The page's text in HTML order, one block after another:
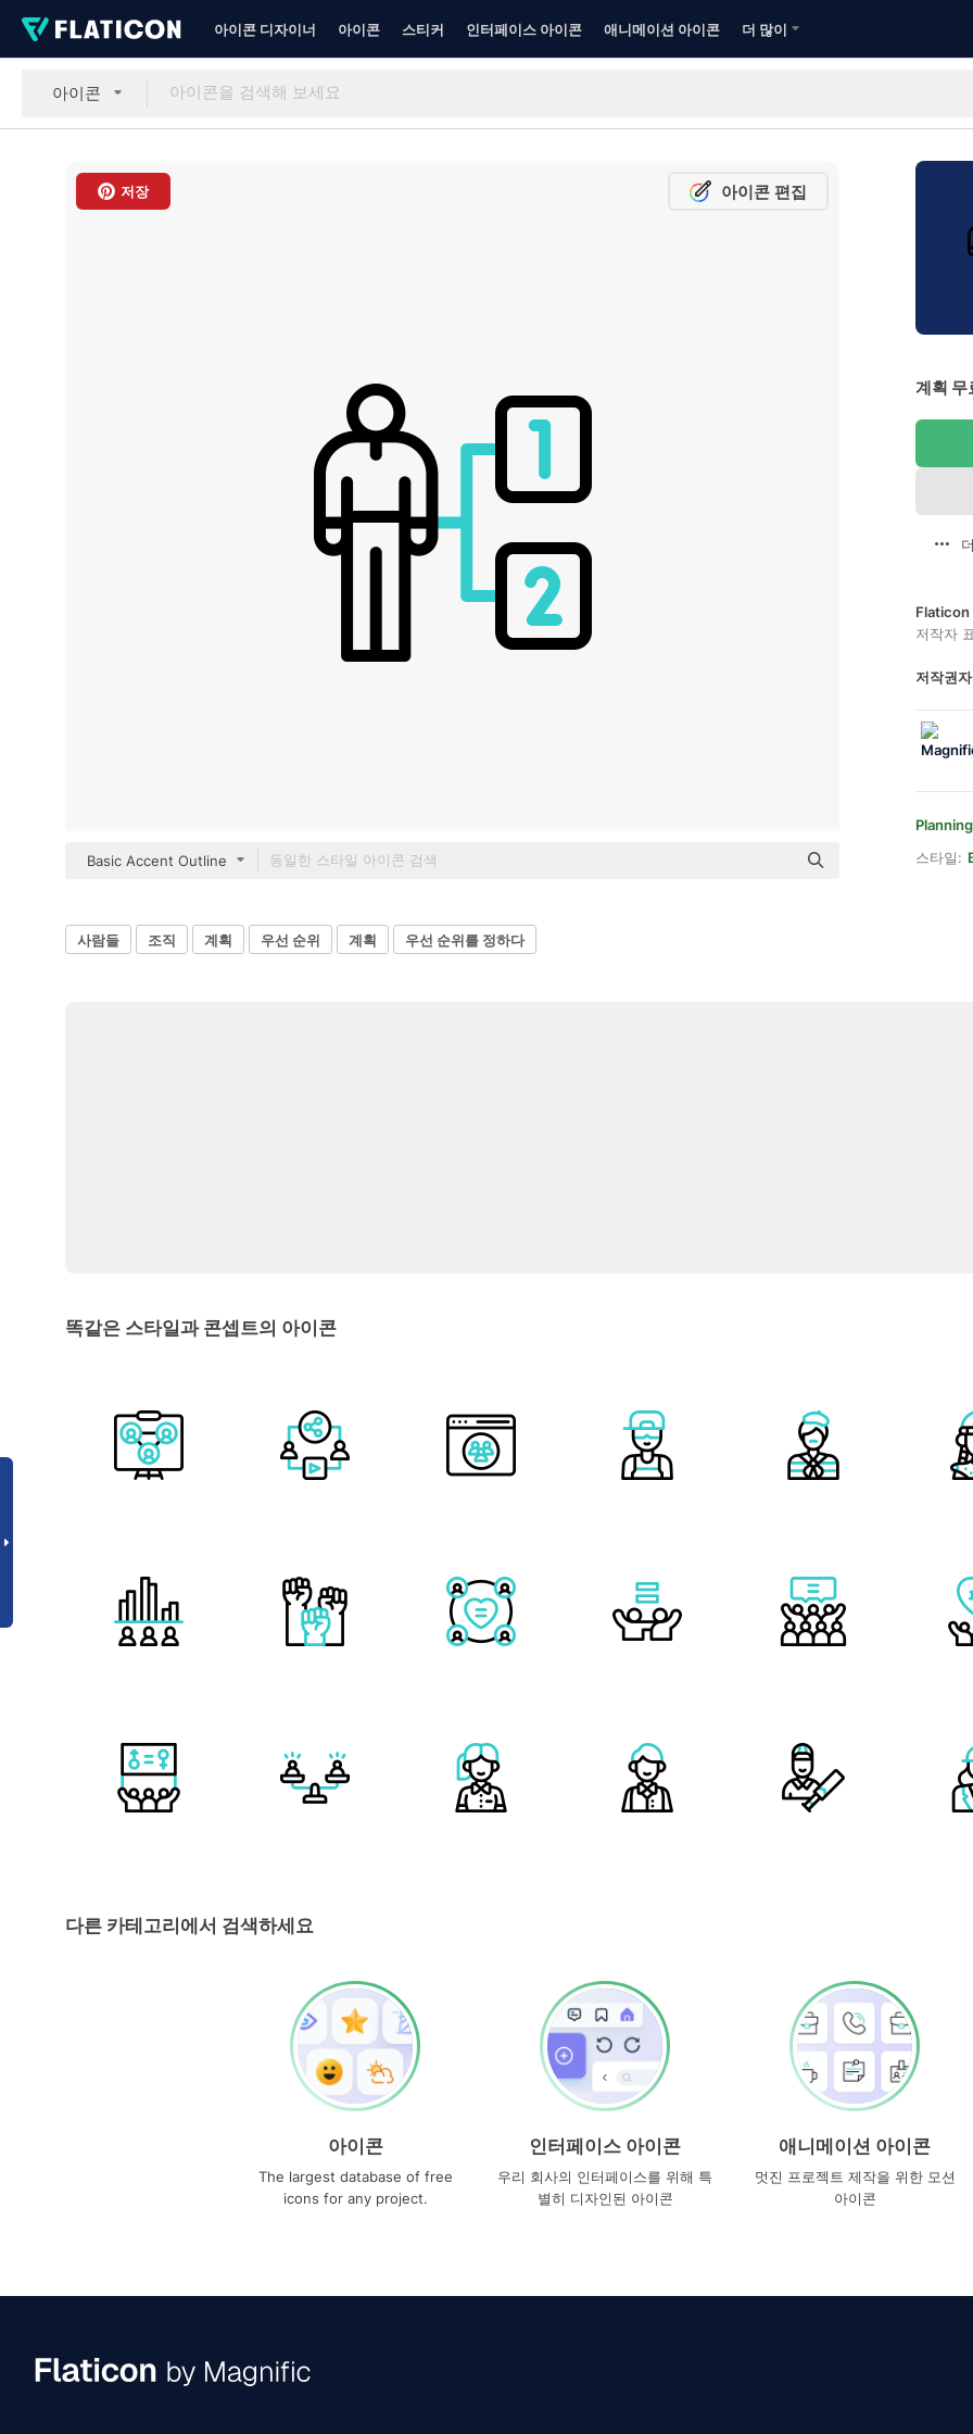
아이콘 디자이너 아이콘 스티커 인터페이스 아이콘 애니메이션 아이콘 더 많이
아이콘
저장 아이콘 편집
Basic Accent Outline
계획 무
Flaticon
저작자
저작권
Planning
스타일:
사람들 조직 계획 우선 순위 계획 우선 순위를 정하다
똑같은 스타일과 콘셉트의 아이콘
다른 카테고리에서 검색하세요
아이콘
The largest database of free
icons for any project.
인터페이스 아이콘
우리 회사의 인터페이스를 위해 특
별히 디자인된 아이콘
애니메이션 아이콘
멋진 프로젝트 제작을 위한 모션
아이콘